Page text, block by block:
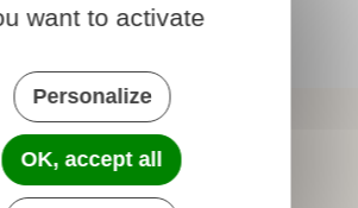
want to activate
Personalize
OK, accept all